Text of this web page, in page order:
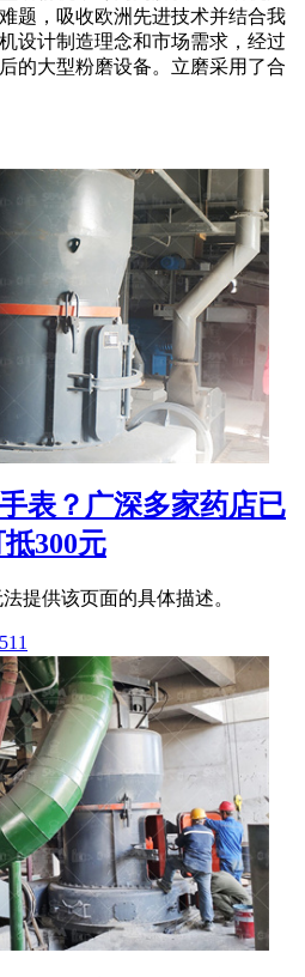
题，吸收欧洲先进技术并结合我
设计制造理念和市场需求，经过
的大型粉磨设备。立磨采用了合
表？广深多家药店已
300元
提供该页面的具体描述。